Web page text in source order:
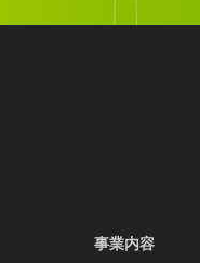
事業内容